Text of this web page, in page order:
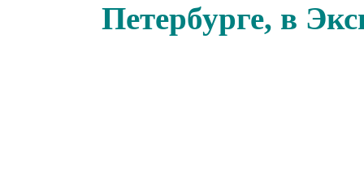
Петербурге, в